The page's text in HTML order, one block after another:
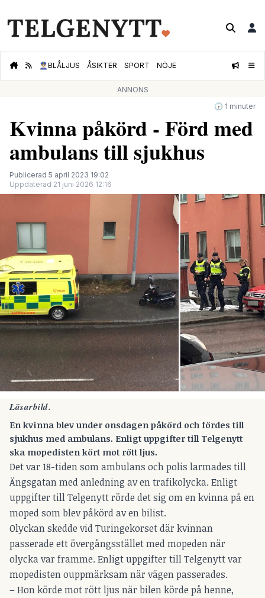
👮🏻‍♂️BLÅLJUS ÅSIKTER SPORT NÖJE
ANNONS
🕝 1 minuter
Kvinna påkörd - Förd med
ambulans till sjukhus
Publicerad 5 april 2023 19:02
Uppdaterad 21 juni 2026 12:16
Läsarbild.
En kvinna blev under onsdagen påkörd och fördes till
sjukhus med ambulans. Enligt uppgifter till Telgenytt
ska mopedisten kört mot rött ljus.
Det var 18-tiden som ambulans och polis larmades till
Ängsgatan med anledning av en trafikolycka. Enligt
uppgifter till Telgenytt rörde det sig om en kvinna på en
moped som blev påkörd av en bilist.
Olyckan skedde vid Turingekorset där kvinnan
passerade ett övergångsstället med mopeden när
olycka var framme. Enligt uppgifter till Telgenytt var
mopedisten ouppmärksam när vägen passerades.
– Hon körde mot rött ljus när bilen körde på henne,